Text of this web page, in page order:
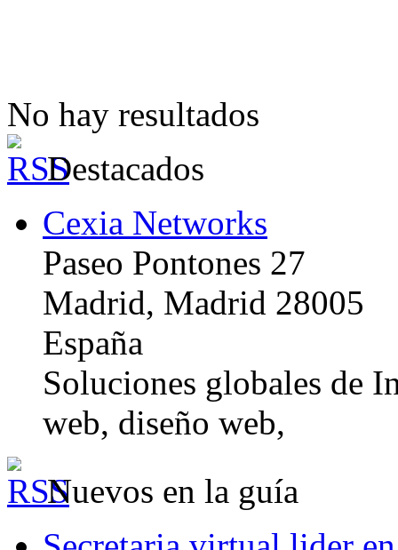
No hay resultados
Destacados
Cexia Networks
Paseo Pontones 27
Madrid, Madrid 28005
España
Soluciones globales de
web, diseño web,
Nuevos en la guía